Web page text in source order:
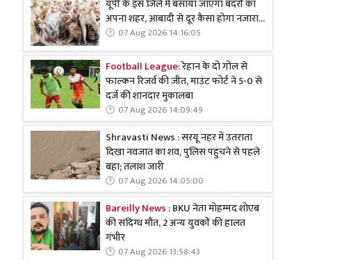
यूपी के इस जिले में बसाया जाएगा बंदरों का
अपना शहर, आबादी से दूर कैसा होगा नजारा...
07 Aug 2026 14:16:05
Football League:रेहान के दो गोल से
फाल्कन रिजर्व की जीत, माउंट फोर्ट ने 5-0 से
दर्ज की शानदार मुकालबा
07 Aug 2026 14:09:49
Shravasti News : सरयू नहर में उतराता
दिखा नवजात का शव, पुलिस पहुंचने से पहले
बहा; तलाश जारी
07 Aug 2026 14:05:00
Bareilly News :BKU नेता मोहम्मद शोएब
की संदिग्ध मौत, 2 अन्य युवकों की हालत
गंभीर
07 Aug 2026 13:58:43